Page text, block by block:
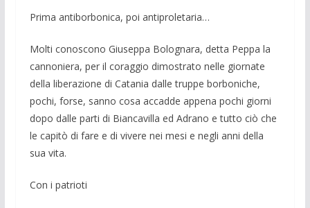
Prima antiborbonica, poi antiproletaria…
Molti conoscono Giuseppa Bologna­ra, detta Peppa la
cannoniera, per il co­raggio dimostrato nelle giornate
della liberazione di Catania dalle truppe bor­boniche,
pochi, forse, sanno cosa accad­de appena pochi giorni
dopo dalle parti di Biancavilla ed Adrano e tutto ciò che
le capitò di fare e di vivere nei mesi e negli anni della
sua vita.
Con i patrioti